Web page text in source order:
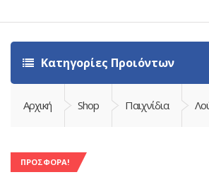
Κατηγορίες Προιόντων
Αρχική Shop Παιχνίδια
ΠΡΟΣΦΟΡΆ!